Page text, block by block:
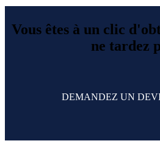
Vous êtes à un clic
ne tardez
DEMANDEZ UN